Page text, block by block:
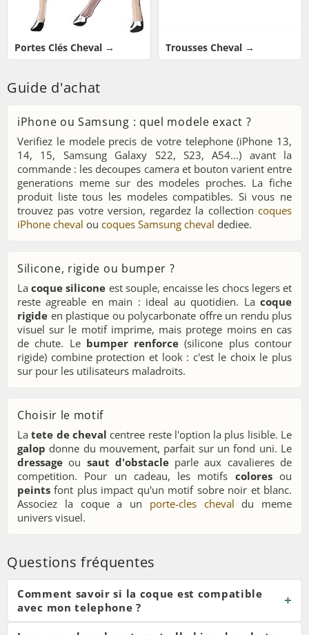
Portes Clés Cheval → Trousses Cheval →
Guide d'achat
iPhone ou Samsung : quel modele exact ?
Verifiez le modele precis de votre telephone (iPhone 13,
14, 15, Samsung Galaxy S22, S23, A54...) avant la
commande : les decoupes camera et bouton varient entre
generations meme sur des modeles proches. La fiche
produit liste tous les modeles compatibles. Si vous ne
trouvez pas votre version, regardez la collection coques
iPhone cheval ou coques Samsung cheval dediee.
Silicone, rigide ou bumper ?
Lacoque silicone est souple, encaisse les chocs legers et
reste agreable en main : ideal au quotidien. La coque
rigide en plastique ou polycarbonate offre un rendu plus
visuel sur le motif imprime, mais protege moins en cas
de chute. Le bumper renforce (silicone plus contour
rigide) combine protection et look : c'est le choix le plus
sur pour les utilisateurs maladroits.
Choisir le motif
Latete de cheval centree reste l'option la plus lisible. Le
galop donne du mouvement, parfait sur un fond uni. Le
dressage ou saut d'obstacleparle aux cavalieres de
competition. Pour un cadeau, les motifs coloresou
peints font plus impact qu'un motif sobre noir et blanc.
Associez la coque a un porte-cles cheval du meme
univers visuel.
Questions fréquentes
Comment savoir si la coque est compatible
avec mon telephone ?